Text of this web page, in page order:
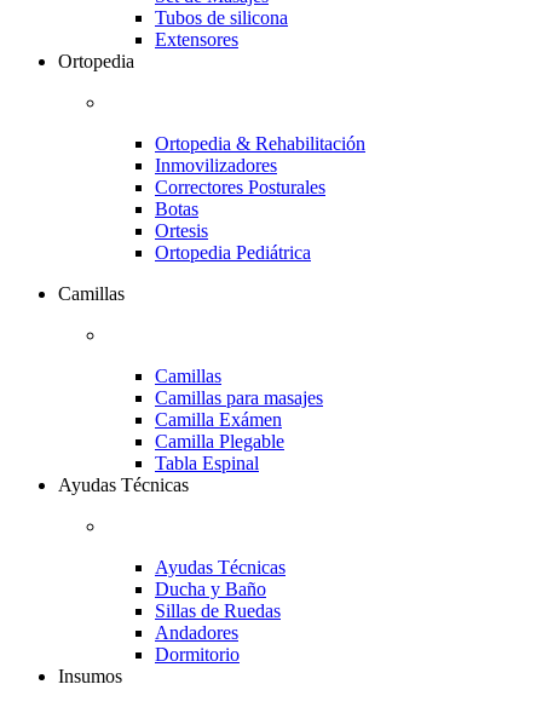
Tubos de silicona
Extensores
Ortopedia
Ortopedia & Rehabilitación
Inmovilizadores
Correctores Posturales
Botas
Ortesis
Ortopedia Pediátrica
Camillas
Camillas
Camillas para masajes
Camilla Exámen
Camilla Plegable
Tabla Espinal
Ayudas Técnicas
Ayudas Técnicas
Ducha y Baño
Sillas de Ruedas
Andadores
Dormitorio
Insumos